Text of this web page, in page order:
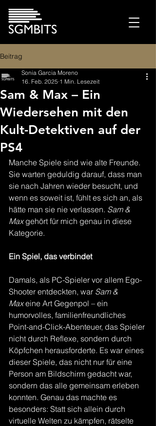
Beitrag
Sam & Max – Ein
Wiedersehen mit den
Kult-Detektiven auf der
PS4
Sonia Garcia Moreno
16. Feb. 2025 1 Min. Lesezeit
Manche Spiele sind wie alte Freunde.
Sie warten geduldig darauf, dass man
sie nach Jahren wieder besucht, und
wenn es soweit ist, fühlt es sich an, als
hätte man sie nie verlassen. Sam &
Max gehört für mich genau in diese
Kategorie.
Ein Spiel, das verbindet
Damals, als PC-Spieler vor allem Ego-
Shooter entdeckten, war Sam &
Max eine Art Gegenpol – ein
humorvolles, familienfreundliches
Point-and-Click-Abenteuer, das Spieler
nicht durch Reflexe, sondern durch
Köpfchen herausforderte. Es war eines
dieser Spiele, das nicht nur für eine
Person am Bildschirm gedacht war,
sondern das alle gemeinsam erleben
konnten. Genau das machte es
besonders: Statt sich allein durch
virtuelle Welten zu kämpfen, rätselte